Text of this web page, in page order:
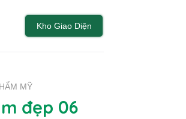
Kho Giao Diện
MỸ
đẹp 06